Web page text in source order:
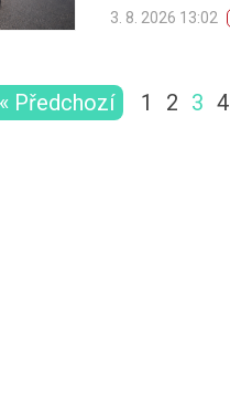
3. 8. 2026 13:02
« Předchozí 1 2 3 4